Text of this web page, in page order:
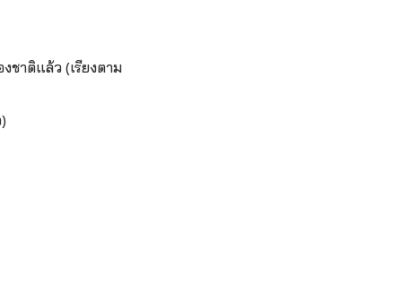
ชาติแล้ว (เรียงตาม